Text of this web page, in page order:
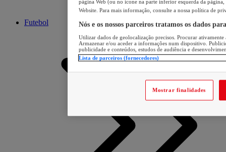
Futebol
página Web (ou no ícone na parte inferior esquerda da página,
Website. Para mais informação, consulte a nossa política de
Nós e os nossos parceiros tratamos os dados
Utilizar dados de geolocalização precisos. Procurar
Armazenar e/ou aceder a informações num dispositivo.
publicidade e conteúdos, estudos de audiência e
Lista de parceiros (fornecedores)
Mostrar finalidades